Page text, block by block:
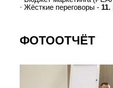
· Жёсткие переговоры - 11.
ФОТООТЧЁТ